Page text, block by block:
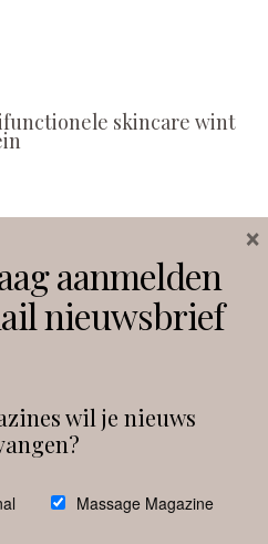
skincare wint
Facebook
aanmelden
nieuwsbrief
wil je nieuws
Massage Magazine
×